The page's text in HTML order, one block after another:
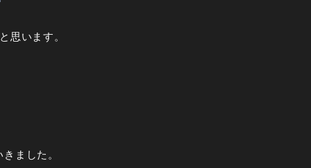
思います。
ました。